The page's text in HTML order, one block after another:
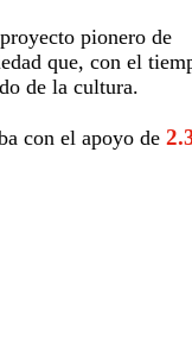
pionero de
que, con el
de la cultura.
con el apoyo de